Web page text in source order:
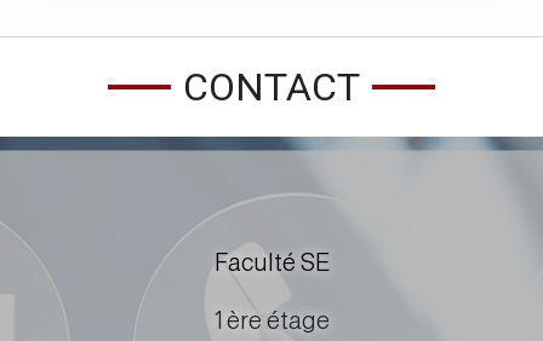
CONTACT
Faculté SE
1 ère étage